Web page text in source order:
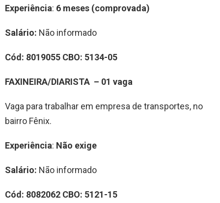
Experiência: 6 meses (comprovada)
Salário: Não informado
Cód: 8019055 CBO: 5134-05
FAXINEIRA/DIARISTA – 01 vaga
Vaga para trabalhar em empresa de transportes, no
bairro Fênix.
Experiência: Não exige
Salário: Não informado
Cód: 8082062 CBO: 5121-15